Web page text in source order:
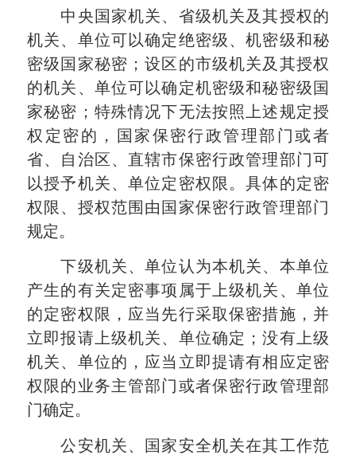
中央国家机关、省级机关及其授权的
机关、单位可以确定绝密级、机密级和秘
密级国家秘密；设区的市级机关及其授权
的机关、单位可以确定机密级和秘密级国
家秘密；特殊情况下无法按照上述规定授
权定密的，国家保密行政管理部门或者
省、自治区、直辖市保密行政管理部门可
以授予机关、单位定密权限。具体的定密
权限、授权范围由国家保密行政管理部门
规定。
下级机关、单位认为本机关、本单位
产生的有关定密事项属于上级机关、单位
的定密权限，应当先行采取保密措施，并
立即报请上级机关、单位确定；没有上级
机关、单位的，应当立即提请有相应定密
权限的业务主管部门或者保密行政管理部
门确定。
公安机关、国家安全机关在其工作范